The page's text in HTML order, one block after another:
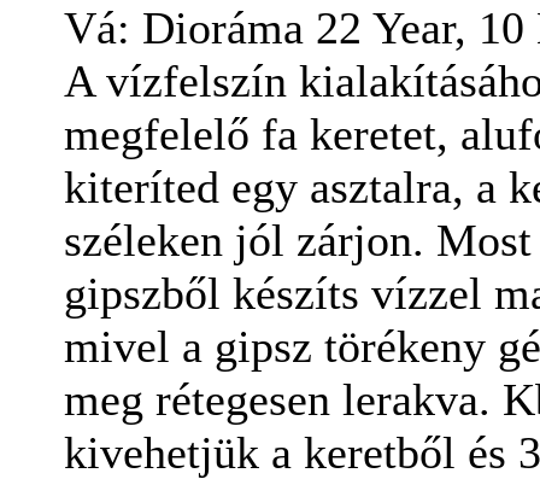
Vá: Dioráma 22 Year,
A vízfelszín
megfelelő fa keretet,
kiteríted egy asztalra, a
széleken jól zárjon.
gipszből készíts vízzel
mivel a gipsz törékeny
meg rétegesen lerakva.
kivehetjük a keretből és